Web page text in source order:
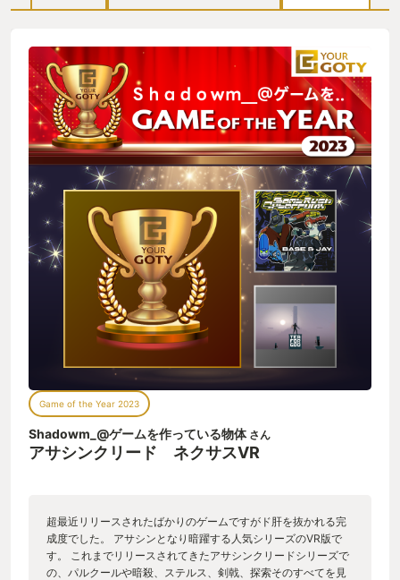
Game of the Year 2023
Shadowm_@ゲームを作っている物体さん
アサシンクリード ネクサスVR
超最近リリースされたばかりのゲームですがド肝を抜かれる完
成度でした。 アサシンとなり暗躍する人気シリーズのVR版で
す。 これまでリリースされてきたアサシンクリードシリーズで
の、パルクールや暗殺、ステルス、剣戟、探索そのすべてを見